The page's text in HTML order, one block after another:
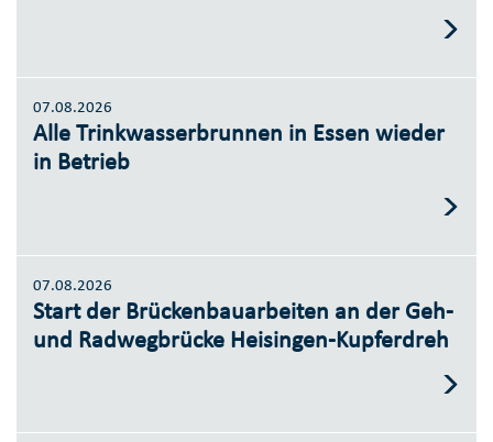
07.08.2026
Alle Trinkwasserbrunnen in Essen wieder
in Betrieb
07.08.2026
Start der Brückenbauarbeiten an der Geh-
und Radwegbrücke Heisingen-Kupferdreh